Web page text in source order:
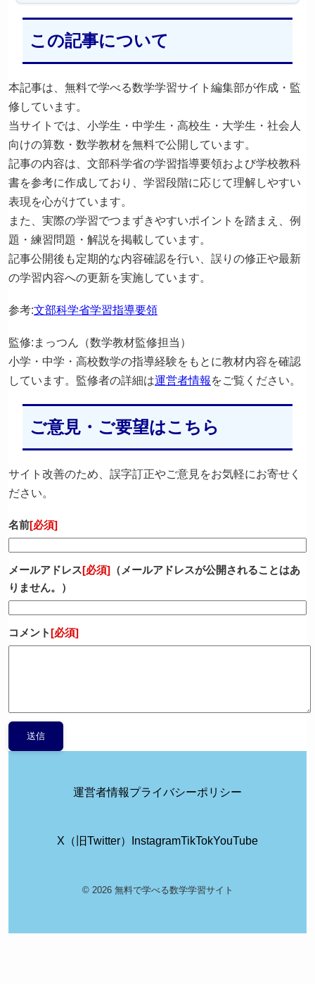
この記事について
本記事は、無料で学べる数学学習サイト編集部が作成・監
修しています。
当サイトでは、小学生・中学生・高校生・大学生・社会人
向けの算数・数学教材を無料で公開しています。
記事の内容は、文部科学省の学習指導要領および学校教科
書を参考に作成しており、学習段階に応じて理解しやすい
表現を心がけています。
また、実際の学習でつまずきやすいポイントを踏まえ、例
題・練習問題・解説を掲載しています。
記事公開後も定期的な内容確認を行い、誤りの修正や最新
の学習内容への更新を実施しています。
参考:文部科学省学習指導要領
監修:まっつん（数学教材監修担当）
小学・中学・高校数学の指導経験をもとに教材内容を確認
しています。監修者の詳細は運営者情報 をご覧ください。
ご意見・ご要望はこちら
サイト改善のため、誤字訂正やご意見をお気軽にお寄せく
ださい。
名前[必須]
メールアドレス[必須] （メールアドレスが公開されることはあ
りません。）
コメント[必須]
運営者情報プライバシーポリシー
X（旧Twitter） InstagramTikTokYouTube
© 2026 無料で学べる数学学習サイト